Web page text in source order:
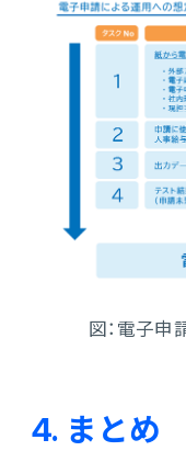
図：電子
4. まとめ